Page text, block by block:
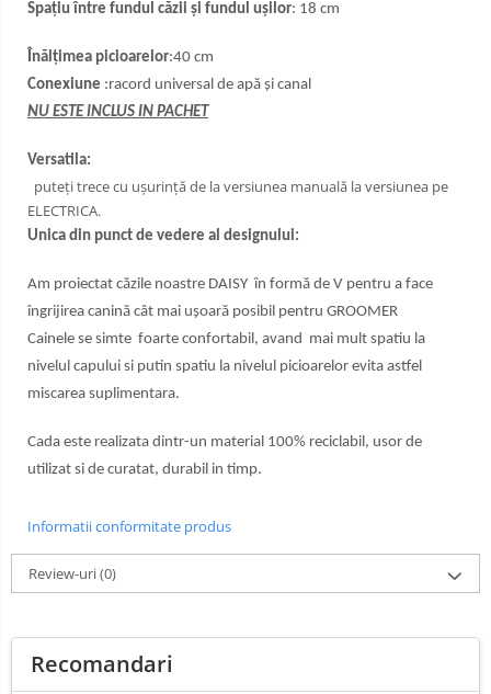
Spațiu între fundul căzii și fundul ușilor: 18 cm
Înălțimea picioarelor:40 cm
Conexiune :racord universal de apă și canal
NU ESTE INCLUS IN PACHET
Versatila:
puteți trece cu ușurință de la versiunea manuală la versiunea pe
ELECTRICA.
Unica din punct de vedere al designului:
Am proiectat căzile noastre DAISY în formă de V pentru a face
îngrijirea canină cât mai ușoară posibil pentru GROOMER
Cainele se simte foarte confortabil, avand mai mult spatiu la
nivelul capului si putin spatiu la nivelul picioarelor evita astfel
miscarea suplimentara.
Cada este realizata dintr-un material 100% reciclabil, usor de
utilizat si de curatat, durabil in timp.
Informatii conformitate produs
Review-uri(0)
Recomandari